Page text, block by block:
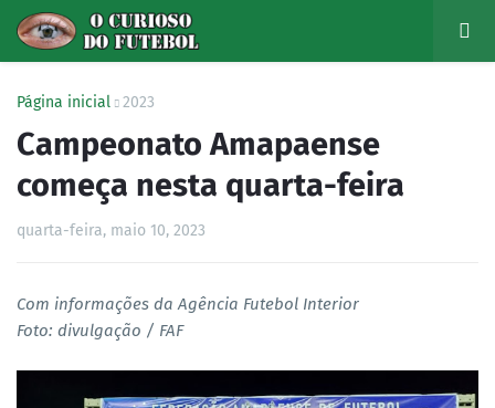
Página inicial 2023
Campeonato Amapaense
começa nesta quarta-feira
quarta-feira, maio 10, 2023
Com informações da Agência Futebol Interior
Foto: divulgação / FAF